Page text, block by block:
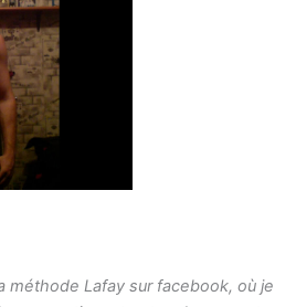
méthode Lafay sur facebook, où je